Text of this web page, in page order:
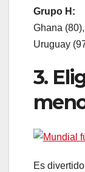
Grupo H:
Ghana
Uruguay
3.
Es